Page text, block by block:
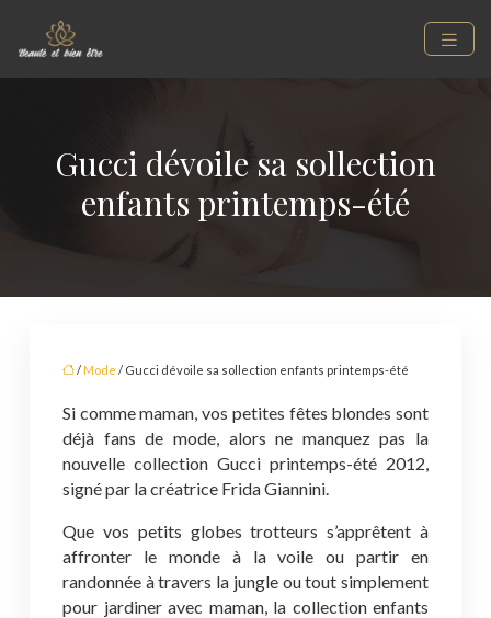
Gucci dévoile sa sollection
enfants printemps-été
/ Mode / Gucci dévoile sa sollection enfants printemps-été
Si comme maman, vos petites fêtes blondes sont
déjà fans de mode, alors ne manquez pas la
nouvelle collection Gucci printemps-été 2012,
signé par la créatrice Frida Giannini.
Que vos petits globes trotteurs s’apprêtent à
affronter le monde à la voile ou partir en
randonnée à travers la jungle ou tout simplement
pour jardiner avec maman, la collection enfants